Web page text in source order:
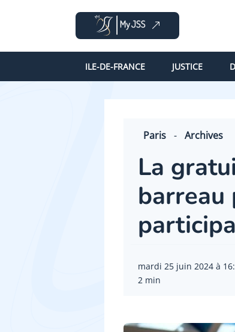
ILE-DE-FRANCE JUSTICE
Paris - Archives
La
barreau
mardi 25 juin 2024 à
2 min